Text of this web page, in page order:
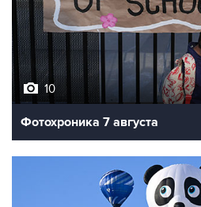
10
Фотохроника 7 августа